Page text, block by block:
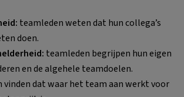
teamleden weten dat hun collega’s
doen.
teamleden begrijpen hun eigen
en de algehele teamdoelen.
vinden dat waar het team aan werkt voor